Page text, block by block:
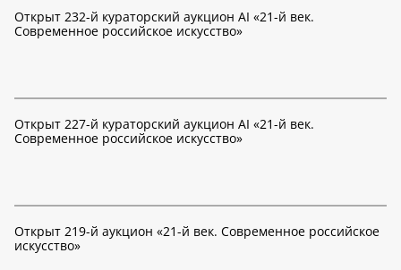
Открыт 232-й кураторский аукцион AI «21-й век.
Современное российское искусство»
Открыт 227-й кураторский аукцион AI «21-й век.
Современное российское искусство»
Открыт 219-й аукцион «21-й век. Современное российское
искусство»